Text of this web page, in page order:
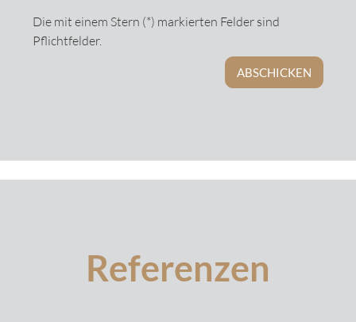
Die mit einem Stern (*) markierten Felder sind
Pflichtfelder.
ABSCHICKEN
Referenzen